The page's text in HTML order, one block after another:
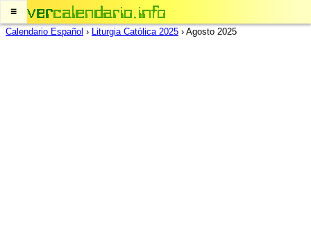
≡
Calendario Español › Liturgia Católica 2025 › Agosto 2025